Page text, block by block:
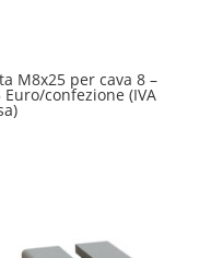
M8x25 per cava 8 –
confezione (IVA